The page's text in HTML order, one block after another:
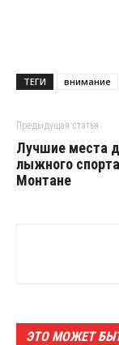
ТЕГИ внимание
Предыдущая статья
Лучшие места
лыжного
Монтане
ЭТО МОЖЕТ